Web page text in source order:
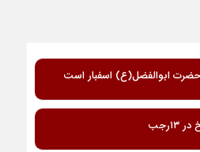
ابوالفضل(ع) اسفبار است